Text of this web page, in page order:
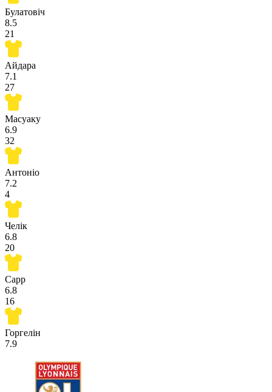
Булатовіч
8.5
21
Айдара
7.1
27
Масуаку
6.9
32
Антоніо
7.2
4
Челік
6.8
20
Сарр
6.8
16
Горгелін
7.9